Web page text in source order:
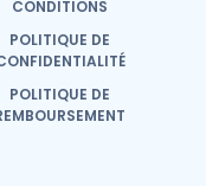
CONDITIONS
POLITIQUE DE
POLITIQUE DE